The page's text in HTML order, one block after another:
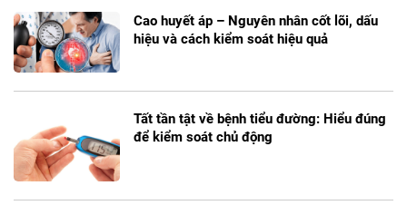
Cao huyết áp – Nguyên nhân cốt lõi, dấu
hiệu và cách kiểm soát hiệu quả
Tất tần tật về bệnh tiểu đường: Hiểu đúng
để kiểm soát chủ động